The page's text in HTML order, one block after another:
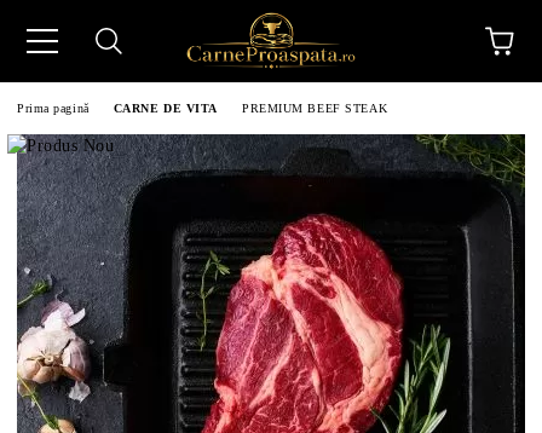
Prima pagină CARNE DE VITA PREMIUM BEEF STEAK